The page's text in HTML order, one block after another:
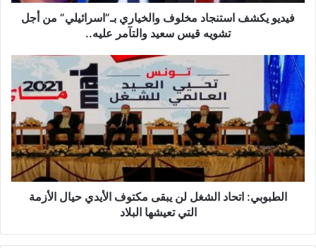
قيس
عليه..
فيديو يكشف استنجاد مخلوف والخياري بـ”اسرائيلي” من أجل
تشويه قيس سعيد والتآمر عليه..
الطبوبي:
اتحاد
الشغل
يبقى
مكتوف
الأيدي
حيال
الأزمة
الطبوبي: اتحاد الشغل لن يبقى مكتوف الأيدي حيال الأزمة
التي تعيشها البلاد